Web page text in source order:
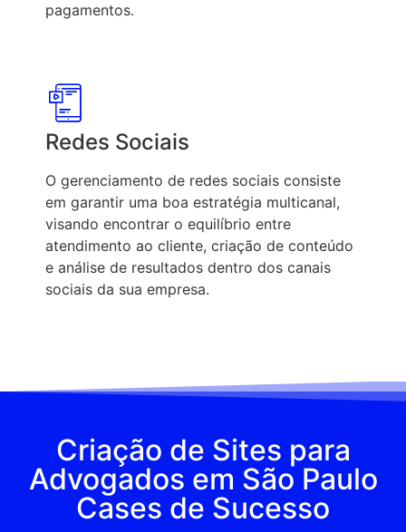
pagamentos.
Redes Sociais
O gerenciamento de redes sociais consiste
em garantir uma boa estratégia multicanal,
visando encontrar o equilíbrio entre
atendimento ao cliente, criação de conteúdo
e análise de resultados dentro dos canais
sociais da sua empresa.
Criação de Sites para
Advogados em São Paulo
Cases de Sucesso